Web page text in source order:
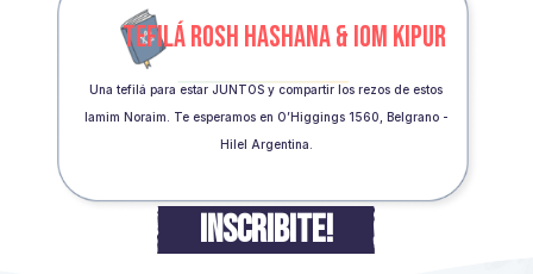
TEFILÁ ROSH HASHANA & IOM KIPUR
Una tefilá para estar JUNTOS y compartir los rezos de estos
Iamim Noraim. Te esperamos en O’Higgings 1560, Belgrano -
Hilel Argentina.
INSCRIBITE!